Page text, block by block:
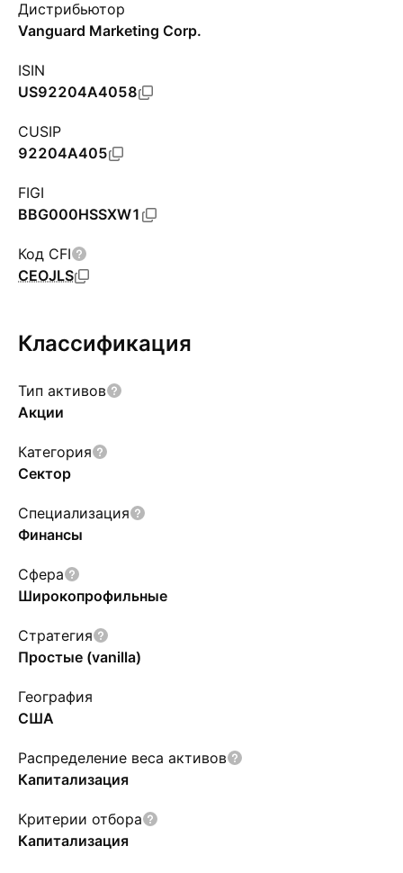
Дистрибьютор
Vanguard Marketing Corp.
ISIN
US92204A4058
CUSIP
92204A405
FIGI
BBG000HSSXW1
Код CFI
CEOJLS
Классификация
Тип активов
Акции
Категория
Сектор
Специализация
Финансы
Сфера
Широкопрофильные
Стратегия
Простые (vanilla)
География
США
Распределение веса активов
Капитализация
Критерии отбора
Капитализация